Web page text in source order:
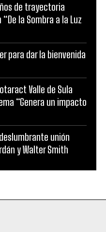
de trayectoria
la Sombra a la Luz
para dar la bienvenida
Valle de Sula
“Genera un impacto
unión
y Walter Smith